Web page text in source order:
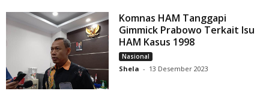
Komnas HAM Tanggapi
Gimmick Prabowo Terkait Isu
HAM Kasus 1998
Nasional
Shela - 13 Desember 2023